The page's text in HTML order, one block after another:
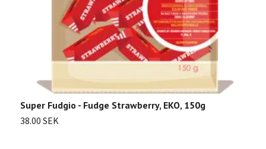
Super Fudgio - Fudge Strawberry, EKO, 150g
38.00 SEK